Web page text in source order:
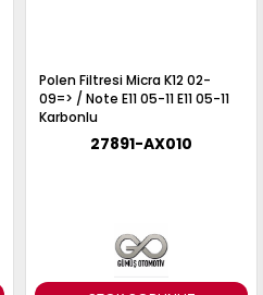
Polen Filtresi Micra K12 02-
09=> / Note E11 05-11 E11 05-11
Karbonlu
27891-AX010